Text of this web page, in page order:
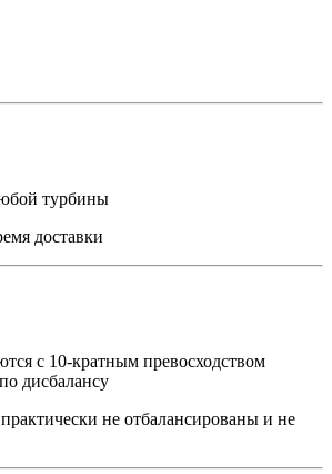
турбины
доставки
с 10-кратным превосходством
дисбалансу
не отбалансированы и не